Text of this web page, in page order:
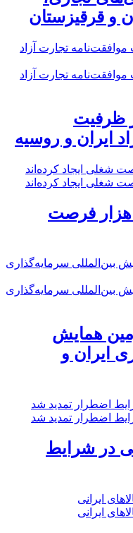
و قرقیزستان
ظرفیت
ایران و روسیه
تعاونی‌های همدان ۱۹ هزار فرصت
همایش
ایران و
در شرایط